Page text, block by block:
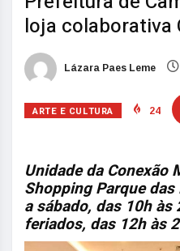
loja colaborativa
Lázara Paes Leme
ARTE E CULTURA 24
Unidade da Conexão
Shopping Parque
a sábado, das 10h
feriados, das 12h às